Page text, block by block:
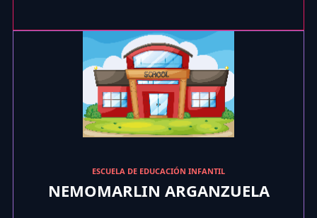
ESCUELA DE EDUCACIÓN INFANTIL
NEMOMARLIN ARGANZUELA